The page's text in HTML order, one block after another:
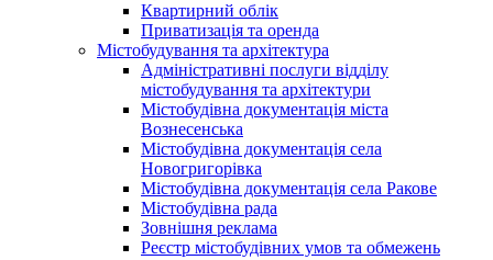
Квартирний облік
Приватизація та оренда
Містобудування та архітектура
Адміністративні послуги відділу
містобудування та архітектури
Містобудівна документація міста
Вознесенська
Містобудівна документація села
Новогригорівка
Містобудівна документація села Ракове
Містобудівна рада
Зовнішня реклама
Реєстр містобудівних умов та обмежень